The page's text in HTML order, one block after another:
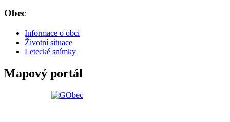
Obec
Informace o obci
Životní situace
Letecké snímky
Mapový portál